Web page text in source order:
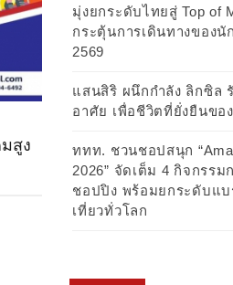
สูง
มุ่งยกระดับไทยสู่ Top of
กระตุ้นการเดินทางของนั
2569
แสนสิริ ผนึกกำลัง ลิกซิล
อาศัย เพื่อชีวิตที่ยั่งยืนขอ
ททท. ชวนชอปสนุก
2026” จัดเต็ม 4 กิจกรร
ชอปปิง พร้อมยกระดับแ
เที่ยวทั่วโลก